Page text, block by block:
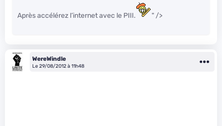
Après accélérez l’internet avec le PIII. " />
WereWindle
Le 29/08/2012 à 11h48